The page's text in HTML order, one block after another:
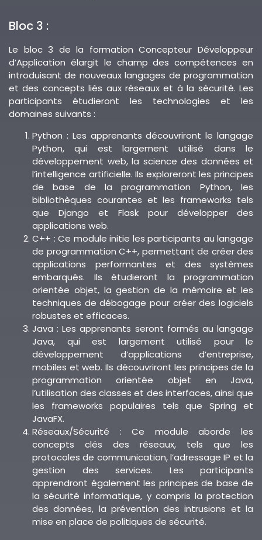
Bloc 3 :
Le bloc 3 de la formation Concepteur Développeur
d’Application élargit le champ des compétences en
introduisant de nouveaux langages de programmation
et des concepts liés aux réseaux et à la sécurité. Les
participants étudieront les technologies et les
domaines suivants :
Python : Les apprenants découvriront le langage
Python, qui est largement utilisé dans le
développement web, la science des données et
l’intelligence artificielle. Ils exploreront les principes
de base de la programmation Python, les
bibliothèques courantes et les frameworks tels
que Django et Flask pour développer des
applications web.
C++ : Ce module initie les participants au langage
de programmation C++, permettant de créer des
applications performantes et des systèmes
embarqués. Ils étudieront la programmation
orientée objet, la gestion de la mémoire et les
techniques de débogage pour créer des logiciels
robustes et efficaces.
Java : Les apprenants seront formés au langage
Java, qui est largement utilisé pour le
développement d’applications d’entreprise,
mobiles et web. Ils découvriront les principes de la
programmation orientée objet en Java,
l’utilisation des classes et des interfaces, ainsi que
les frameworks populaires tels que Spring et
JavaFX.
Réseaux/Sécurité : Ce module aborde les
concepts clés des réseaux, tels que les
protocoles de communication, l’adressage IP et la
gestion des services. Les participants
apprendront également les principes de base de
la sécurité informatique, y compris la protection
des données, la prévention des intrusions et la
mise en place de politiques de sécurité.